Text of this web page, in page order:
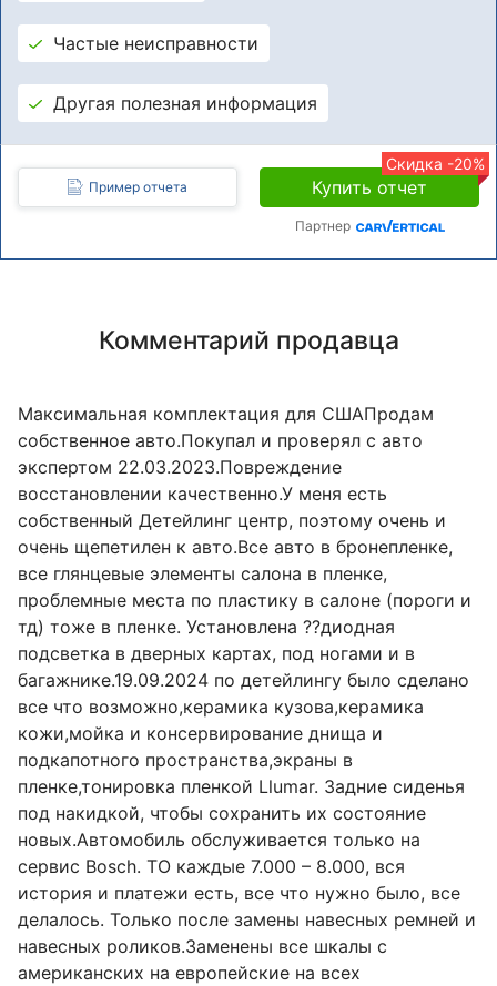
Частые неисправности
Другая полезная информация
Пример отчета
Скидка -20%
Купить отчет
Партнер
Комментарий продавца
Максимальная комплектация для СШАПродам
собственное авто.Покупал и проверял с авто
экспертом 22.03.2023.Повреждение
восстановлении качественно.У меня есть
собственный Детейлинг центр, поэтому очень и
очень щепетилен к авто.Все авто в бронепленке,
все глянцевые элементы салона в пленке,
проблемные места по пластику в салоне (пороги и
тд) тоже в пленке. Установлена ??диодная
подсветка в дверных картах, под ногами и в
багажнике.19.09.2024 по детейлингу было сделано
все что возможно,керамика кузова,керамика
кожи,мойка и консервирование днища и
подкапотного пространства,экраны в
пленке,тонировка пленкой Llumar. Задние сиденья
под накидкой, чтобы сохранить их состояние
новых.Автомобиль обслуживается только на
сервис Bosch. ТО каждые 7.000 – 8.000, вся
история и платежи есть, все что нужно было, все
делалось. Только после замены навесных ремней и
навесных роликов.Заменены все шкалы с
американских на европейские на всех